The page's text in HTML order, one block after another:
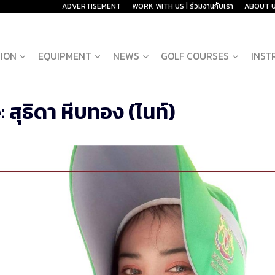
ADVERTISEMENT WORK WITH US | ร่วมงานกับเรา ABOUT
EQUIPMENT NEWS GOLF COURSES
สุธิดา หีบทอง (ไนท์)